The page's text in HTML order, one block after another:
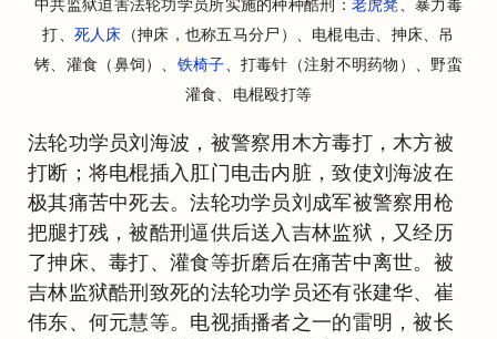
中共监狱迫害法轮功学员所实施的种种酷刑： 老虎凳、暴力毒
打、 死人床 （抻床，也称五马分尸）、电棍电击、抻床、吊
铐、灌食（鼻饲）、 铁椅子、打毒针（注射不明药物）、野蛮
灌食、电棍殴打等
法轮功学员刘海波，被警察用木方毒打，木方被
打断；将电棍插入肛门电击内脏，致使刘海波在
极其痛苦中死去。法轮功学员刘成军被警察用枪
把腿打残，被酷刑逼供后送入吉林监狱，又经历
了抻床、毒打、灌食等折磨后在痛苦中离世。被
吉林监狱酷刑致死的法轮功学员还有张建华、崔
伟东、何元慧等。电视插播者之一的雷明，被长